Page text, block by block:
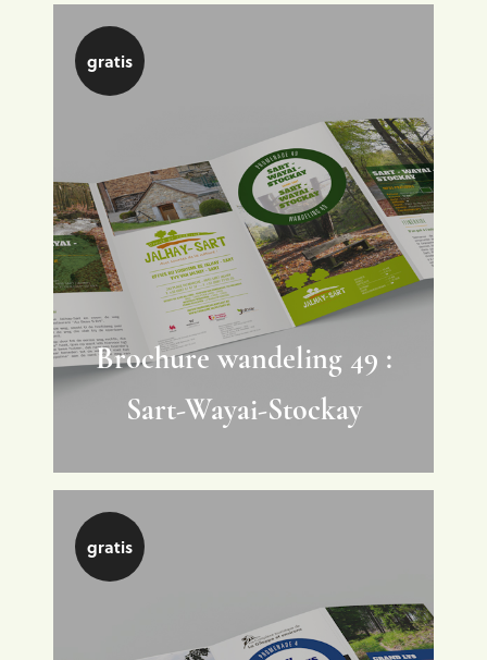
Brochure wandeling 49 :
Sart-Wayai-Stockay
gratis
gratis